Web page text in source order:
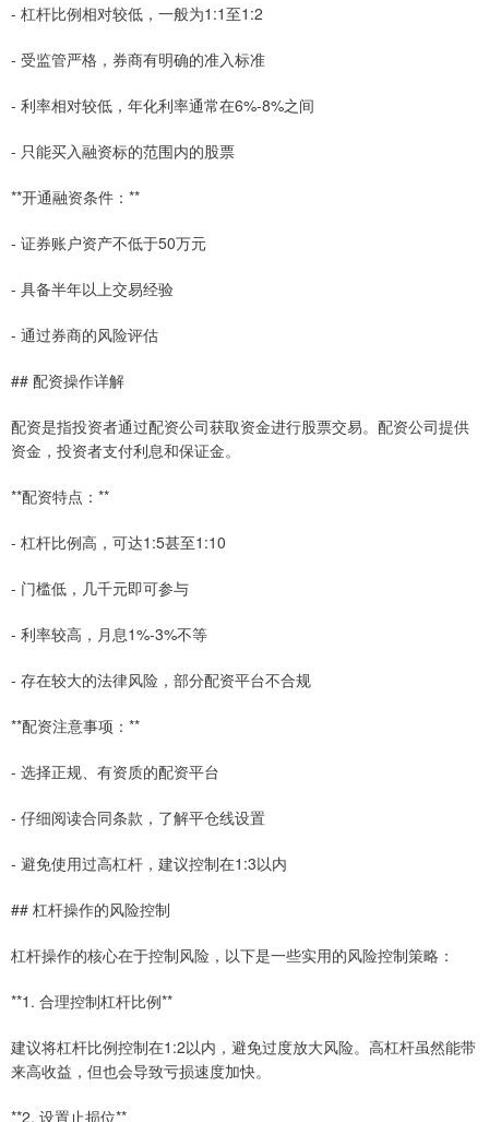
- 杠杆比例相对较低，一般为1:1至1:2
- 受监管严格，券商有明确的准入标准
- 利率相对较低，年化利率通常在6%-8%之间
- 只能买入融资标的范围内的股票
**开通融资条件：**
- 证券账户资产不低于50万元
- 具备半年以上交易经验
- 通过券商的风险评估
## 配资操作详解
配资是指投资者通过配资公司获取资金进行股票交易。配资公司提供
资金，投资者支付利息和保证金。
**配资特点：**
- 杠杆比例高，可达1:5甚至1:10
- 门槛低，几千元即可参与
- 利率较高，月息1%-3%不等
- 存在较大的法律风险，部分配资平台不合规
**配资注意事项：**
- 选择正规、有资质的配资平台
- 仔细阅读合同条款，了解平仓线设置
- 避免使用过高杠杆，建议控制在1:3以内
## 杠杆操作的风险控制
杠杆操作的核心在于控制风险，以下是一些实用的风险控制策略：
**1. 合理控制杠杆比例**
建议将杠杆比例控制在1:2以内，避免过度放大风险。高杠杆虽然能带
来高收益，但也会导致亏损速度加快。
**2. 设置止损位**